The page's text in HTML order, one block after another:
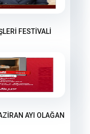
FESTİVALİ
AYI OLAĞAN